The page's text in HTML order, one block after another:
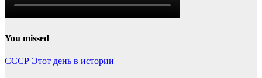
You missed
СССР Этот день в истории